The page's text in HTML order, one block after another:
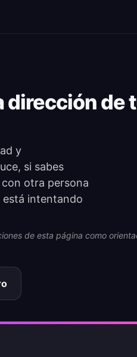
dirección de
y
si sabes
otra persona
está intentando
de esta página como